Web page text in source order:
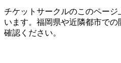
チケットサークルのこのペー
います。福岡県や近隣都市で
確認ください。